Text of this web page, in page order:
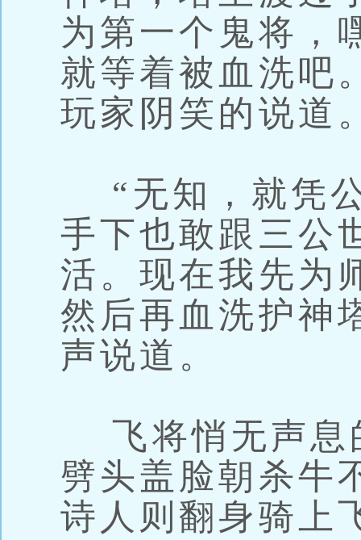
为第一个鬼将，
就等着被血洗吧
玩家阴笑的说道
“无知，就凭
手下也敢跟三公
活。现在我先为
然后再血洗护神
声说道。
飞将悄无声息
劈头盖脸朝杀牛
诗人则翻身骑上